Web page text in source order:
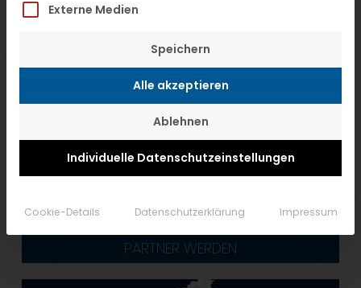
PARTNER WERDEN
Externe Medien
Speichern
Alle akzeptieren
Ablehnen
Individuelle Datenschutzeinstellungen
Cookie-Details Datenschutzerklärung Impressum